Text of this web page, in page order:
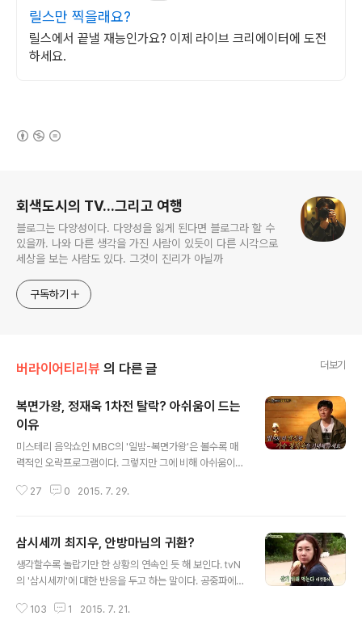
릴스만 찍을래요?
릴스에서 끝낼 재능인가요? 이제 라이브 크리에이터에 도전
하세요.
회색도시의 TV...그리고 여행
블로그는 다양성이다. 다양성을 잃게 된다면 블로그라 할 수
있을까. 나와 다른 생각을 가진 사람이 있듯이 다른 시각으로
세상을 보는 사람도 있다. 그것이 진리가 아닐까
구독하기
버라이어티리뷰 의 다른 글 더보기
복면가왕, 정재욱 1차전 탈락? 아쉬움이 드는
이유
미스테리 음악쇼인 MBC의 '일밤-복면가왕'은 볼수록 매
력적인 오락프로그램이다. 그렇지만 그에 비해 아쉬움이
왕은 무척이나 아쉬움이 들던 모습이었다. 어떤 사람들은
고 하는 분들도 있을 것이라 여겨진다. 특히 중년들에게 '복
면가왕'을 통해서 보여지는 과거 90년대 활발하게 활동했
던 혹은 대히트곡을 날렸던 가수들의 출연을 볼 때에는 감
'복면가왕'에서도 가왕을 능가할만한 가수가 출연해 화제
27 0 2015. 7. 29.
삼시세끼 최지우, 안방마님의 귀환?
생각할수록 놀랍기만 한 상황의 연속인 듯 해 보인다. tvN
의 '삼시세끼'에 대한 반응을 두고 하는 말이다. 공중파에서
박2일을 인기프로그램으로 안착시켜 놓은 장본인이 나영
103 1 2015. 7. 21.